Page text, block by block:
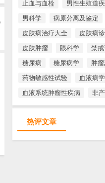
止血与血栓
男性生殖道
男科学
病原分离及鉴定
皮肤病治疗大全
皮肤病
皮肤肿瘤
眼科学 禁
糖尿病
糖尿病学
肿
药物敏感性试验
血液病学
血液系统肿瘤性疾病
非
热评文章